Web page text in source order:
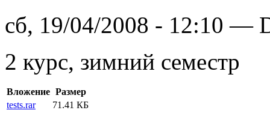
сб, 19/04/2008 - 12:10 —
2 курс, зимний семестр
Вложение Размер
tests.rar
71.41 КБ